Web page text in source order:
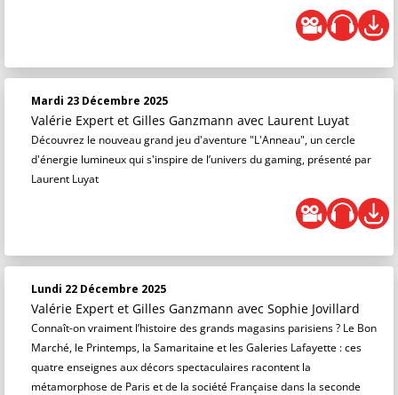
Mardi 23 Décembre 2025
Valérie Expert et Gilles Ganzmann avec Laurent Luyat
Découvrez le nouveau grand jeu d'aventure "L'Anneau", un cercle
d'énergie lumineux qui s'inspire de l’univers du gaming, présenté par
Laurent Luyat
Lundi 22 Décembre 2025
Valérie Expert et Gilles Ganzmann avec Sophie Jovillard
Connaît-on vraiment l’histoire des grands magasins parisiens ? Le Bon
Marché, le Printemps, la Samaritaine et les Galeries Lafayette : ces
quatre enseignes aux décors spectaculaires racontent la
métamorphose de Paris et de la société Française dans la seconde